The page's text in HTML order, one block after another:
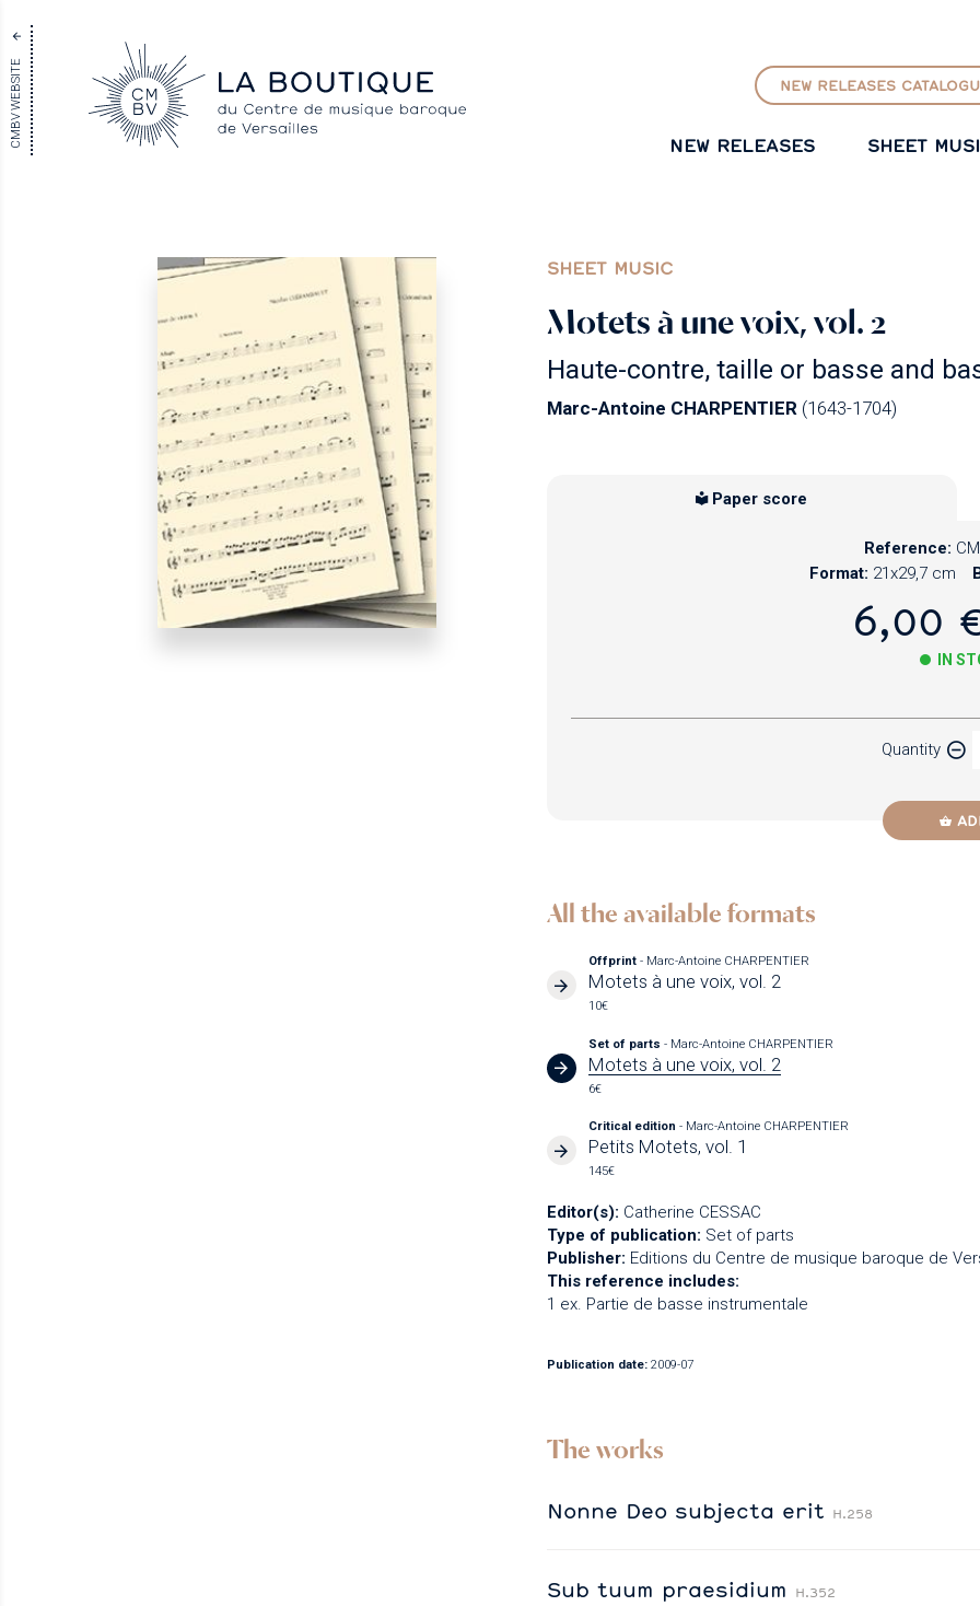
CMBV WEBSITE NEW RELEASES
NEW RELEASES SHEET
SHEET MUSIC
Motets à une voix, vol. 2
Haute-contre, taille or basse and
Marc-Antoine CHARPENTIER (1643-1704)
Paper score
Reference:
Format: 21x29,7 cm
6,00
IN
Quantity
All the available formats
Offprint- Marc-Antoine CHARPENTIER
Motets à une voix, vol. 2
10€
Set of parts- Marc-Antoine CHARPENTIER
Motets à une voix, vol. 2
6€
Critical edition- Marc-Antoine CHARPENTIER
Petits Motets, vol. 1
145€
Editor(s): Catherine CESSAC
Type of publication: Set of parts
Publisher: Editions du Centre de musique baroque de
This reference includes:
1 ex. Partie de basse instrumentale
Publication date: 2009-07
The works
Nonne Deo subjecta erit H.258
Sub tuum praesidium H.352